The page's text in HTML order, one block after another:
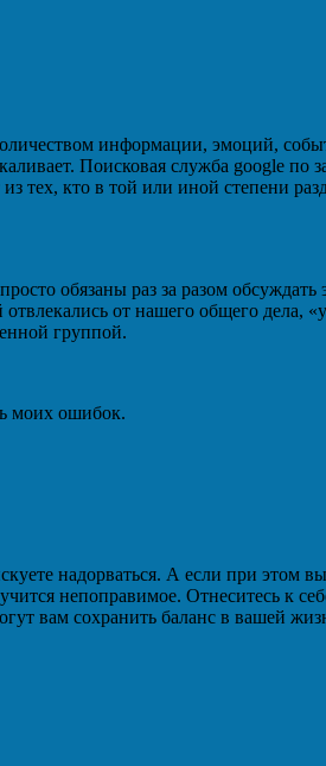
информации, эмоций,
Поисковая служба google по
тех, кто в той или иной степени
обязаны раз за разом
от нашего общего дела,
группой.
моих ошибок.
надорваться. А если при этом
непоправимое. Отнеситесь к
вам сохранить баланс в вашей